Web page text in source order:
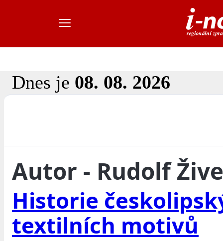
Dnes je 08. 08. 2026
Autor - Rudolf
Historie
textilních motivů